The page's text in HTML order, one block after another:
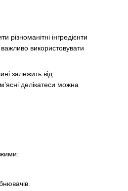
інгредієнти
використовувати
залежить від
делікатеси можна